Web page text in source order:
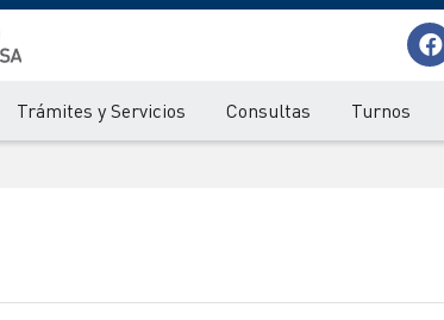
Trámites y Servicios Consultas Turnos